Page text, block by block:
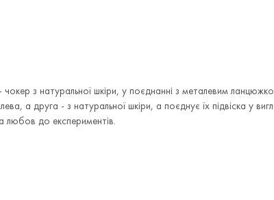
з натуральної шкіри, у поєднанні з металевим
а друга - з натуральної шкіри, а поєднує їх підвіска у
любов до експериментів.